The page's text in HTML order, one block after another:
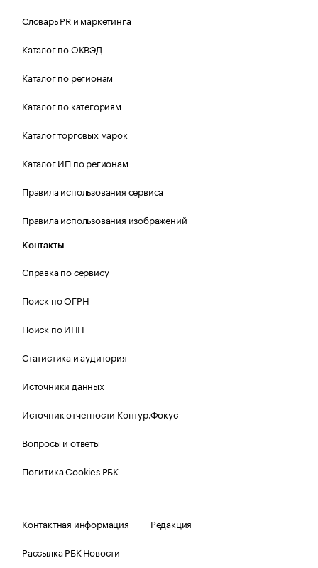
Словарь PR и маркетинга
Каталог по ОКВЭД
Каталог по регионам
Каталог по категориям
Каталог торговых марок
Каталог ИП по регионам
Правила использования сервиса
Правила использования изображений
Контакты
Справка по сервису
Поиск по ОГРН
Поиск по ИНН
Статистика и аудитория
Источники данных
Источник отчетности Контур.Фокус
Вопросы и ответы
Политика Cookies РБК
Контактная информация
Редакция
Рассылка РБК Новости